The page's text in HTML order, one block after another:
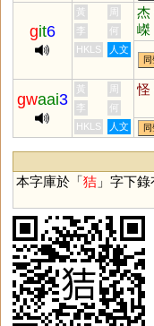
git6
黃 周 杰
嵥
李
何
HKLS
人文
gwaai3
黃 周 怪
李
何
HKLS
人文
本字庫於「狤」字下錄